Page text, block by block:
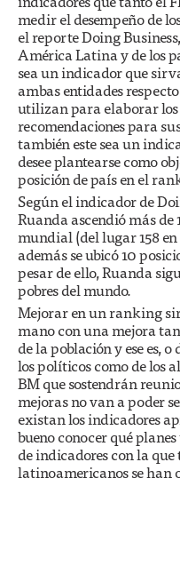
medir el desempeño de
el reporte Doing
América Latina y de los
sea un indicador que
ambas entidades
utilizan para elaborar
recomendaciones para
también este sea un
desee plantearse como
posición de país en el
Según el indicador de
Ruanda ascendió más
mundial (del lugar 158
además se ubicó 10
pesar de ello, Ruanda
pobres del mundo.
Mejorar en un ranking
mano con una mejora
de la población y ese es,
los políticos como de los
BM que sostendrán
mejoras no van a poder
existan los indicadores
bueno conocer qué
de indicadores con la
latinoamericanos se han